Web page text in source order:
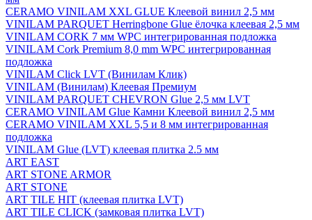
CERAMO VINILAM XXL GLUE Клеевой винил 2,5 мм
VINILAM PARQUET Herringbone Glue ёлочка клеевая 2,5 мм
VINILAM CORK 7 мм WPC интегрированная подложка
VINILAM Cork Premium 8,0 mm WPC интегрированная
подложка
VINILAM Click LVT (Винилам Клик)
VINILAM (Винилам) Клеевая Премиум
VINILAM PARQUET CHEVRON Glue 2,5 мм LVT
CERAMO VINILAM Glue Камни Клеевой винил 2,5 мм
CERAMO VINILAM XXL 5,5 и 8 мм интегрированная
подложка
VINILAM Glue (LVT) клеевая плитка 2.5 мм
ART EAST
ART STONE ARMOR
ART STONE
ART TILE HIT (клеевая плитка LVT)
ART TILE CLICK (замковая плитка LVT)